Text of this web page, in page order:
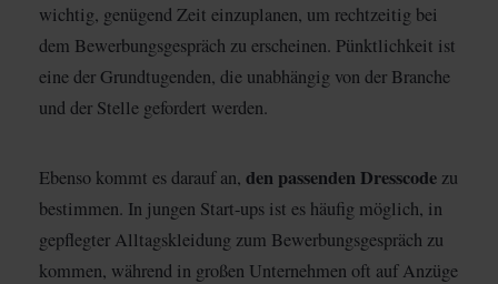
wichtig, genügend Zeit einzuplanen, um rechtzeitig bei
dem Bewerbungsgespräch zu erscheinen. Pünktlichkeit ist
eine der Grundtugenden, die unabhängig von der Branche
und der Stelle gefordert werden.
Ebenso kommt es darauf an, den passenden Dresscode zu
bestimmen. In jungen Start-ups ist es häufig möglich, in
gepflegter Alltagskleidung zum Bewerbungsgespräch zu
kommen, während in großen Unternehmen oft auf Anzüge